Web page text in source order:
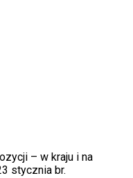
– w kraju i na
stycznia br.